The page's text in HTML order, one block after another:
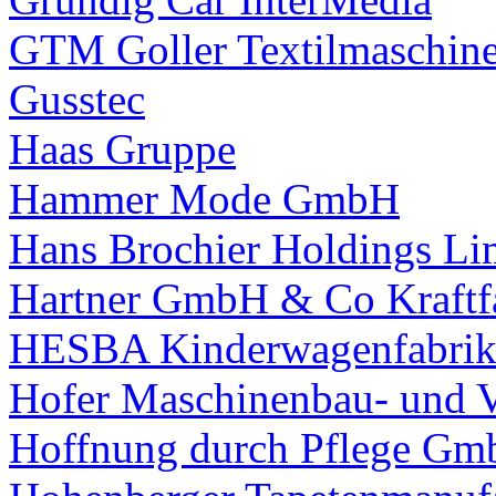
GTM Goller
Gusstec
Haas Gruppe
Hammer Mode GmbH
Hans Brochier Holdings
Hartner GmbH & Co
HESBA
Hofer Maschinenbau- und
Hoffnung durch Pflege